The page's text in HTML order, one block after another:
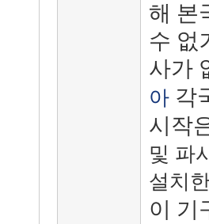
해 본
수 없
사가
아각
시작
및 파
설치
이 기